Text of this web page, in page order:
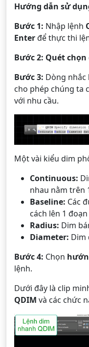
Hướng dẫn sử
Bước 1: Nhập lệnh
Enterđể thực thi
Bước 2: Quét chọn
Bước 3: Dòng nhắc
cho phép chúng ta
với nhu cầu.
Một vài kiểu dim
Continuous:
nhau nằm trên
Baseline: Các
cách lên 1
Radius: Dim
Diameter: Dim
Bước 4: Chọn
lệnh.
Dưới đây là clip
QDIM và các chức